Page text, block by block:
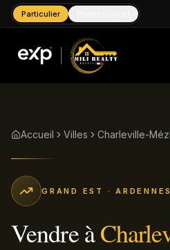
Particulier
Accueil Villes Charleville-
GRAND EST ·
Vendreà